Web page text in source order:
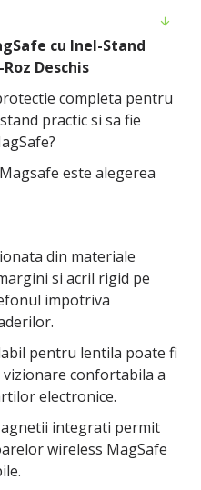
cu Inel-Stand
Deschis
completa pentru
practic si sa fie
este alegerea
din materiale
si acril rigid pe
impotriva
pentru lentila poate fi
confortabila a
electronice.
integrati permit
wireless MagSafe